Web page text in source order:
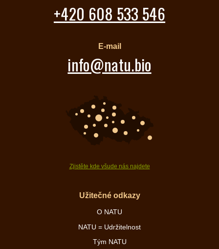
+420 608 533 546
E-mail
info@natu.bio
Zjistěte kde všude nás najdete
Užitečné odkazy
O NATU
NATU = Udržitelnost
Tým NATU